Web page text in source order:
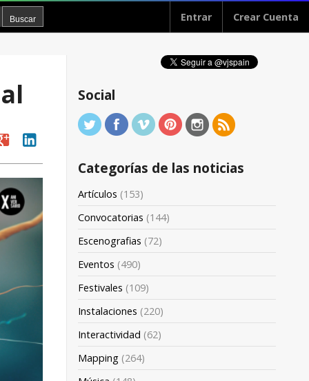
Entrar Crear Cuenta
linkedin
Social
Categorías de las noticias
Artículos (153)
Convocatorias (144)
Escenografias (72)
Eventos (490)
Festivales (109)
Instalaciones (220)
Interactividad (62)
Mapping (264)